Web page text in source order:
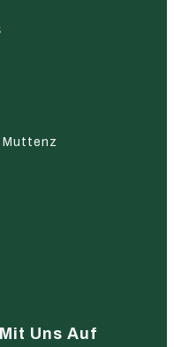
Uns Auf